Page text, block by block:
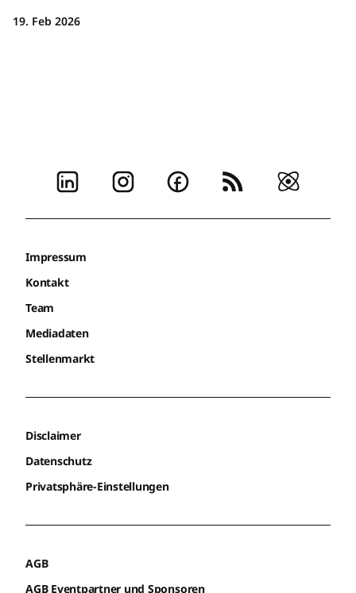
19. Feb 2026
Impressum
Kontakt
Team
Mediadaten
Stellenmarkt
Disclaimer
Datenschutz
Privatsphäre-Einstellungen
AGB
AGB Eventpartner und Sponsoren